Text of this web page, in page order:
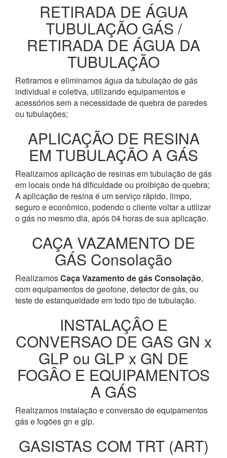
RETIRADA DE ÁGUA
TUBULAÇÃO GÁS /
RETIRADA DE ÁGUA DA
TUBULAÇÃO
Retiramos e eliminamos água da tubulação de gás
individual e coletiva, utilizando equipamentos e
acessórios sem a necessidade de quebra de paredes
ou tubulações;
APLICAÇÃO DE RESINA
EM TUBULAÇÃO A GÁS
Realizamos aplicação de resinas em tubulação de gás
em locais onde há dificuldade ou proibição de quebra;
A aplicação de resina é um serviço rápido, limpo,
seguro e econômico, podendo o cliente voltar a utilizar
o gás no mesmo dia, após 04 horas de sua aplicação.
CAÇA VAZAMENTO DE
GÁS Consolação
RealizamosCaça Vazamento de gás Consolação,
com equipamentos de geofone, detector de gás, ou
teste de estanqueidade em todo tipo de tubulação.
INSTALAÇÂO E
CONVERSAO DE GAS GN x
GLP ou GLP x GN DE
FOGÂO E EQUIPAMENTOS
A GÁS
Realizamos instalação e conversão de equipamentos
gás e fogões gn e glp.
GASISTAS COM TRT (ART)